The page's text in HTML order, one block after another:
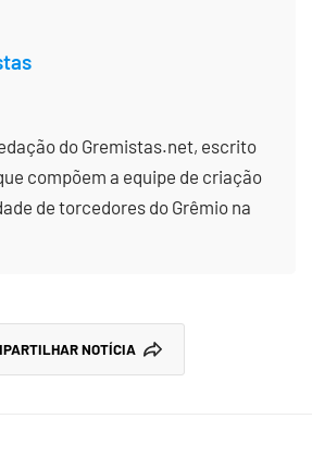
do Gremistas.net, escrito
compõem a equipe de criação
de torcedores do Grêmio na
NOTÍCIA